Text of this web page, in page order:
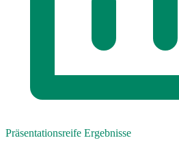
Präsentationsreife Ergebnisse